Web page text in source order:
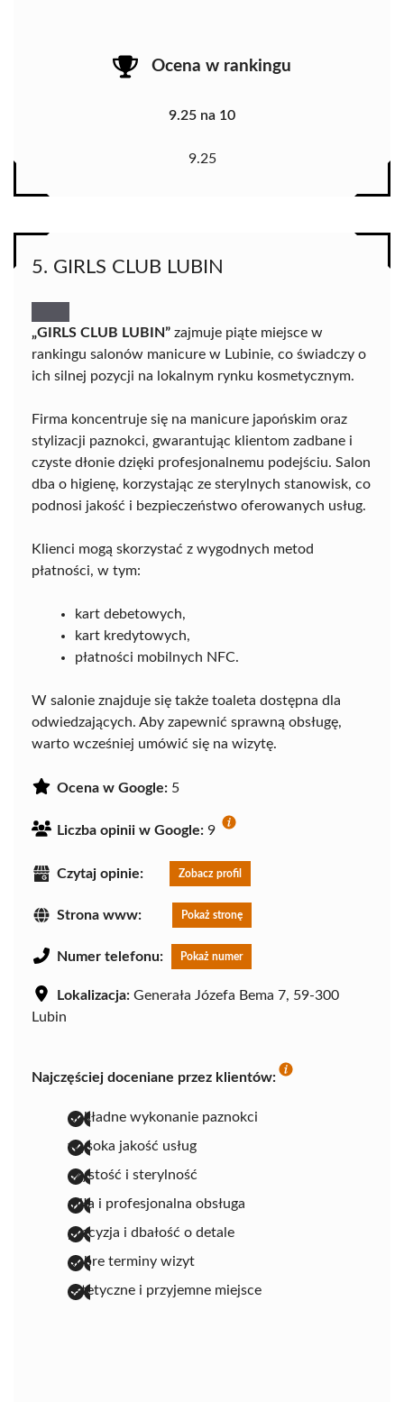
Ocena w rankingu
9.25 na 10
9.25
5. GIRLS CLUB LUBIN
„GIRLS CLUB LUBIN” zajmuje piąte miejsce w
rankingu salonów manicure w Lubinie, co świadczy o
ich silnej pozycji na lokalnym rynku kosmetycznym.
Firma koncentruje się na manicure japońskim oraz
stylizacji paznokci, gwarantując klientom zadbane i
czyste dłonie dzięki profesjonalnemu podejściu. Salon
dba o higienę, korzystając ze sterylnych stanowisk, co
podnosi jakość i bezpieczeństwo oferowanych usług.
Klienci mogą skorzystać z wygodnych metod
płatności, w tym:
kart debetowych,
kart kredytowych,
płatności mobilnych NFC.
W salonie znajduje się także toaleta dostępna dla
odwiedzających. Aby zapewnić sprawną obsługę,
warto wcześniej umówić się na wizytę.
Ocena w Google: 5
Liczba opinii w Google: 9
Czytaj opinie: Zobacz profil
Strona www: Pokaż stronę
Numer telefonu: Pokaż numer
Lokalizacja: Generała Józefa Bema 7, 59-300
Lubin
Najczęściej doceniane przez klientów:
dokładne wykonanie paznokci
wysoka jakość usług
czystość i sterylność
miła i profesjonalna obsługa
precyzja i dbałość o detale
dobre terminy wizyt
estetyczne i przyjemne miejsce